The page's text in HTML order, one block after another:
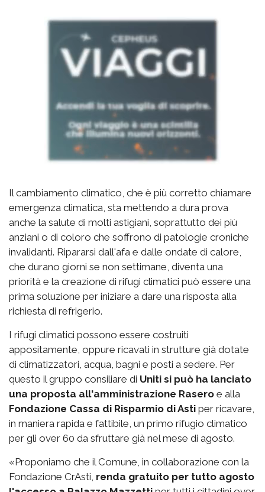
Il cambiamento climatico, che è più corretto chiamare
emergenza climatica, sta mettendo a dura prova
anche la salute di molti astigiani, soprattutto dei più
anziani o di coloro che soffrono di patologie croniche
invalidanti. Ripararsi dall'afa e dalle ondate di calore,
che durano giorni se non settimane, diventa una
priorità e la creazione di rifugi climatici può essere una
prima soluzione per iniziare a dare una risposta alla
richiesta di refrigerio.
I rifugi climatici possono essere costruiti
appositamente, oppure ricavati in strutture già dotate
di climatizzatori, acqua, bagni e posti a sedere. Per
questo il gruppo consiliare di Uniti si può ha lanciato
una proposta all'amministrazione Rasero e alla
Fondazione Cassa di Risparmio di Asti per ricavare,
in maniera rapida e fattibile, un primo rifugio climatico
per gli over 60 da sfruttare già nel mese di agosto.
«Proponiamo che il Comune, in collaborazione con la
Fondazione CrAsti, renda gratuito per tutto agosto